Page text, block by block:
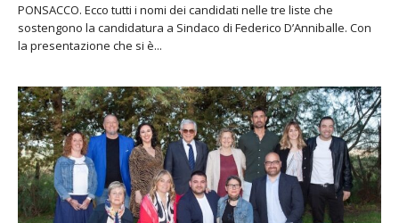
PONSACCO. Ecco tutti i nomi dei candidati nelle tre liste che
sostengono la candidatura a Sindaco di Federico D’Anniballe. Con
la presentazione che si è...